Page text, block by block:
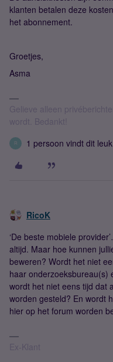
klanten betalen deze
het abonnement.
Groetjes,
Asma
Gelieve alleen
wordt. Bedankt!
R 1 persoon vindt dit leuk
RicoK
‘De beste mobiele
altijd. Maar hoe kunnen
beweren? Wordt het niet
haar onderzoeksbureau(s)
wordt het niet eens tijd dat
worden gesteld? En wordt
hier op het forum worden
Ex-Klant